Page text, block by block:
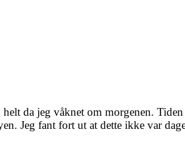
da jeg våknet om morgenen.
Jeg fant fort ut at dette ikke var